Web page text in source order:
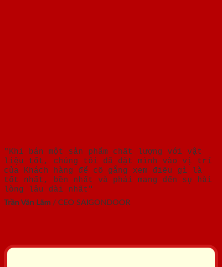
"Khi bán một sản phẩm chất lượng với vật
liệu tốt, chúng tôi đã đặt mình vào vị trí
của Khách hàng để cố gắng xem điều gì là
tốt nhất, bền nhất và phải mang đến sự hài
lòng lâu dài nhất"
Trần Văn Lãm / CEO SAIGONDOOR